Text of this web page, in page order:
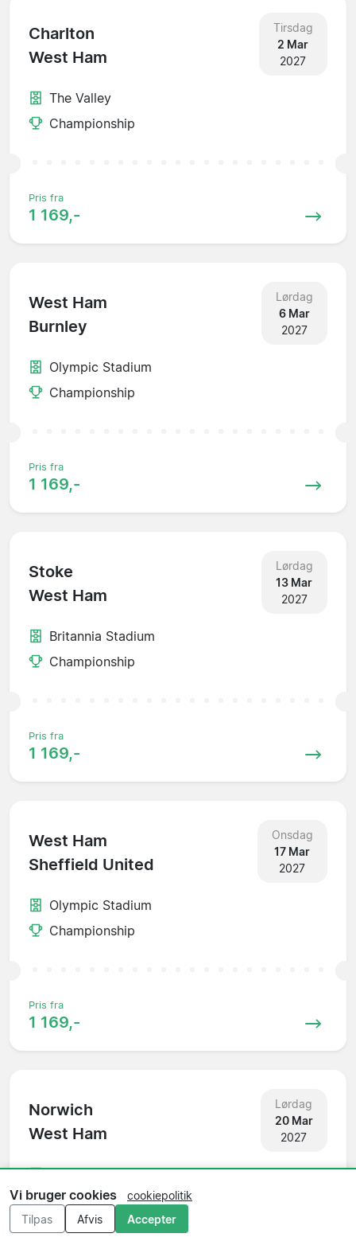
Charlton
West Ham
Tirsdag
2 Mar
2027
The Valley
Championship
Pris fra
1 169,-
West Ham
Burnley
Lørdag
6 Mar
2027
Olympic Stadium
Championship
Pris fra
1 169,-
Stoke
West Ham
Lørdag
13 Mar
2027
Britannia Stadium
Championship
Pris fra
1 169,-
West Ham
Sheffield United
Onsdag
17 Mar
2027
Olympic Stadium
Championship
Pris fra
1 169,-
Norwich
West Ham
Lørdag
20 Mar
2027
Carrow Road
Championship
Vi bruger cookies
cookiepolitik
Tilpas
Afvis Accepter